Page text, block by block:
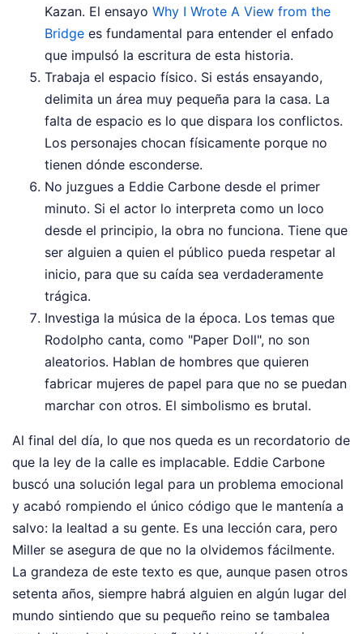
Kazan. El ensayo Why I Wrote A View from the
Bridge es fundamental para entender el enfado
que impulsó la escritura de esta historia.
Trabaja el espacio físico. Si estás ensayando,
delimita un área muy pequeña para la casa. La
falta de espacio es lo que dispara los conflictos.
Los personajes chocan físicamente porque no
tienen dónde esconderse.
No juzgues a Eddie Carbone desde el primer
minuto. Si el actor lo interpreta como un loco
desde el principio, la obra no funciona. Tiene que
ser alguien a quien el público pueda respetar al
inicio, para que su caída sea verdaderamente
trágica.
Investiga la música de la época. Los temas que
Rodolpho canta, como "Paper Doll", no son
aleatorios. Hablan de hombres que quieren
fabricar mujeres de papel para que no se puedan
marchar con otros. El simbolismo es brutal.
Al final del día, lo que nos queda es un recordatorio de
que la ley de la calle es implacable. Eddie Carbone
buscó una solución legal para un problema emocional
y acabó rompiendo el único código que le mantenía a
salvo: la lealtad a su gente. Es una lección cara, pero
Miller se asegura de que no la olvidemos fácilmente.
La grandeza de este texto es que, aunque pasen otros
setenta años, siempre habrá alguien en algún lugar del
mundo sintiendo que su pequeño reino se tambalea